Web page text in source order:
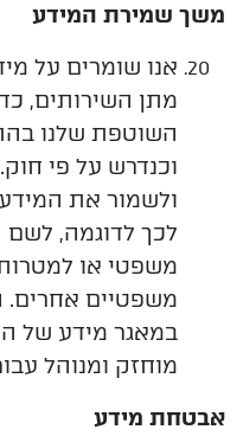
משך שמירת המידע
אנו שומרים על
מתן השירותים,
השוטפת שלנו
וכנדרש על פי
ולשמור את
לכך לדוגמה,
משפטי או
משפטיים אחרים.
במאגר מידע של
מוחזק ומנוהל
אבטחת מידע